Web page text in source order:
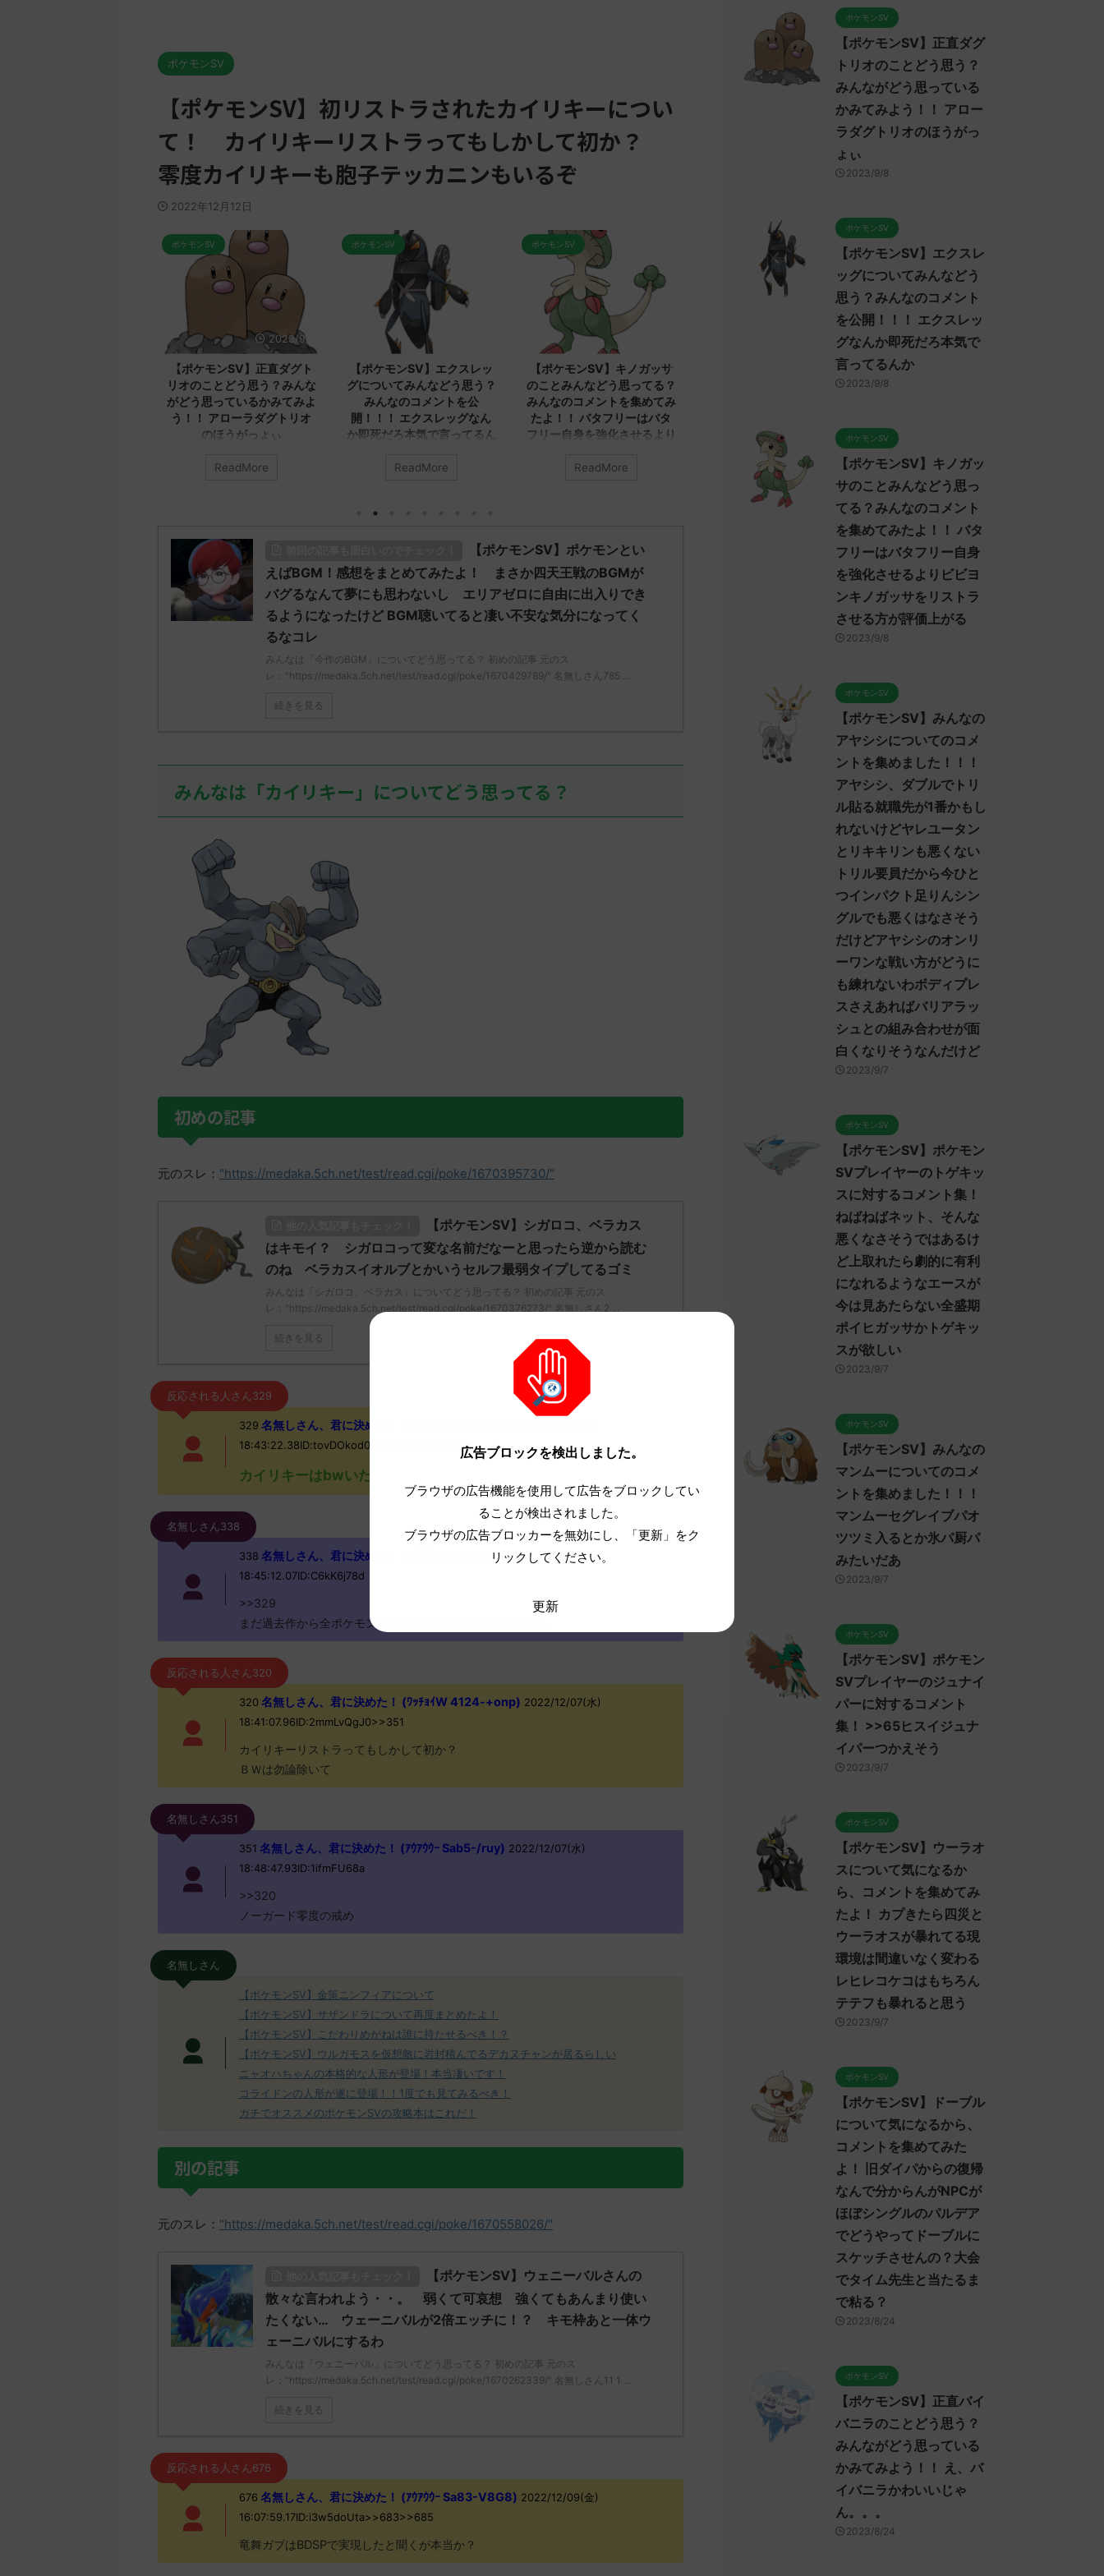
ポケモンSV
【ポケモンSV】初リストラされたカイリキーについ
て！ カイリキーリストラってもしかして初か？
零度カイリキーも胞子テッカニンもいるぞ
2022年12月12日
ポケモンSV
2023/9/8
【ポケモンSV】エクスレッ
グについてみんなどう思う？
みんなのコメントを公
開！！！ エクスレッグなん
か即死だろ本気で言ってるん
みんなは「エクスレッグ」につい
/read.cgi/poke/1687575951/" 名
無しさん0890 0890 名無しさん、
君に決めた！ (ﾜｯﾁｮｲW d56d-
NwUu) 2023/06/28(水)
01:07:00.69ID:oUI00NrJ0 エクス
レッグヘルムかっこいいから助か
る 名無しさん0971 0971 名無しさ
NwUu) 2023/06/28(水 ...
ReadMore
ポケモンSV
【ポケモンSV】キノガッサ
のことみんなどう思ってる？
みんなのコメントを集めてみ
たよ！！ バタフリーはバタ
フリー自身を強化させるより
ラさせる方が評価上がる
/read.cgi/poke/1687575951/" 反
応される人さん0623 0623 名無し
さん、君に決めた！ (ｱｳｱｳｳｰ
Sa69-sI2x) 2023/06/27(火)
08:19:23.39ID:KfVqw9Gna 胞子を
ω・｀) 名無しさん0624 0624 名
無しさん、君に決めた！ (ﾜｯﾁｮｲW
ReadMore
ポケモンSV
【ポケモンSV】みんなのア
ヤシシについてのコメントを
集めました！！！ アヤシ
シ、ダブルでトリル貼る就職
先が1番かもしれないけどヤ
くないトリル要員だから今ひ
ディプレスさえあればバリア
ラッシュとの組み合わせが面
白くなりそうなんだけど
みんなは「アヤシシ」についてど
う思ってる？ 初めの記事 元のス
て、アヤシシ様でアイキャンフラ
イして目の前が真っ暗になる人、
そこそこいるだろうな… 名無しさ
ん0 ...
ReadMore
ポケモンSV
2023/9/7
【ポケモンSV】ポケモンSV
プレイヤーのトゲキッスに対
ではあるけど上取れたら劇的
に有利になれるようなエース
が今は見あたらない全盛期ポ
イヒガッサかトゲキッスが欲
しい
どう思ってる？ 初めの記事 元の
レ："https://medaka.5ch.net/test
される人さん0919 0919 名無しさ
ん、君に決めた！ (ﾃﾃﾝﾃﾝﾃﾝ
MM7f-faBw) 2023/06/01(木)
れてくんないの酷い 反応される人
さん0938 0938 名無しさん、君に
決めた！ (ｽﾌﾟｯｯ Sdbf-EFSw) ...
ReadMore
【ポケモンSV】みんなのマ
みんなは「マンムー」についてど
う思ってる？ 初めの記事 元のス
レ："https://medaka.5ch.net/test
/read.cgi/poke/1687361463/" 反
さん、君に決めた！ (ﾜｯﾁｮｲW
3624-t07I) 2023/06/22(木)
10:46:08.94ID:HKBzC1hY0 マンム
0241 名無しさん、君に決めた！
(ｱｳｱｳｳｰ Sacd-DDVi)
ReadMore
【ポケモンSV】ポケモンとい
えばBGM！感想をまとめてみたよ！ まさか四天王戦のBGMが
バグるなんて夢にも思わないし エリアゼロに自由に出入りでき
るようになったけど BGM聴いてると凄い不安な気分になってく
るなコレ
みんなは「今作のBGM」についてどう思ってる？ 初めの記事 元のス
レ："https://medaka.5ch.net/test/read.cgi/poke/1670429789/" 名無しさん785 ...
続きを見る
みんなは「カイリキー」についてどう思ってる？
初めの記事
元のスレ： "https://medaka.5ch.net/test/read.cgi/poke/1670395730/"
【ポケモンSV】シガロコ、ベラカス
はキモイ？ シガロコって変な名前だなーと思ったら逆から読む
のね ベラカスイオルブとかいうセルフ最弱タイプしてるゴミ
みんなは「シガロコ、ベラカス」についてどう思ってる？ 初めの記事 元のス
レ："https://medaka.5ch.net/test/read.cgi/poke/1670376273/" 名無しさん2 ...
続きを見る
反応される人さん329
329 名無しさん、君に決めた！ (ﾜｯﾁｮｲW fbe6-Smlt)
18:43:22.38ID:tovDOkod0>>334>>337>>338
カイリキーはbwいたっけ？
名無しさん338
338 名無しさん、君に決めた！ (ｽﾌﾟﾌﾟ Sd70-n+ha)2022/12/07(水)
18:45:12.07ID:C6kK6j78d
>>329
まだ過去作から全ポケモンが引っ越せた時代だからいるだろ
反応される人さん320
320 名無しさん、君に決めた！ (ﾜｯﾁｮｲW 4124-+onp) 2022/12/07(水)
18:41:07.96ID:2mmLvQgJ0>>351
カイリキーリストラってもしかして初か？
ＢＷは勿論除いて
名無しさん351
351 名無しさん、君に決めた！ (ｱｳｱｳｳｰ Sab5-/ruy) 2022/12/07(水)
18:48:47.93ID:1ifmFU68a
>>320
ノーガード零度の戒め
名無しさん
【ポケモンSV】金策ニンフィアについて
【ポケモンSV】サザンドラについて再度まとめたよ！
【ポケモンSV】こだわりめがねは誰に持たせるべき！？
【ポケモンSV】ウルガモスを仮想敵に岩封積んでるデカヌチャンが居るらしい
ニャオハちゃんの本格的な人形が登場！本当凄いです！
コライドンの人形が遂に登場！！1度でも見てみるべき！
ガチでオススメのポケモンSVの攻略本はこれだ！
別の記事
元のスレ： "https://medaka.5ch.net/test/read.cgi/poke/1670558026/"
【ポケモンSV】ウェニーバルさんの
散々な言われよう・・。 弱くて可哀想 強くてもあんまり使い
たくない… ウェーニバルが2倍エッチに！？ キモ枠あと一体ウ
ェーニバルにするわ
みんなは「ウェニーバル」についてどう思ってる？ 初めの記事 元のス
レ："https://medaka.5ch.net/test/read.cgi/poke/1670262339/" 名無しさん11 1 ...
続きを見る
反応される人さん676
676 名無しさん、君に決めた！ (ｱｳｱｳｳｰ Sa83-V8G8) 2022/12/09(金)
16:07:59.17ID:i3w5doUta>>683>>685
竜舞ガブはBDSPで実現したと聞くが本当か？
ポケモンSV
【ポケモンSV】正直ダグ
トリオのことどう思う？
みんながどう思っている
かみてみよう！！ アロー
ラダグトリオのほうがっ
ょぃ
2023/9/8
ポケモンSV
【ポケモンSV】エクスレ
ッグについてみんなどう
思う？みんなのコメント
を公開！！！ エクスレッ
グなんか即死だろ本気で
言ってるんか
2023/9/8
ポケモンSV
【ポケモンSV】キノガッ
サのことみんなどう思っ
てる？みんなのコメント
を集めてみたよ！！ バタ
フリーはバタフリー自身
を強化させるよりビビヨ
ンキノガッサをリストラ
させる方が評価上がる
2023/9/8
ポケモンSV
【ポケモンSV】みんなの
アヤシシについてのコメ
ントを集めました！！！
アヤシシ、ダブルでトリ
ル貼る就職先が1番かもし
れないけどヤレユータン
とリキキリンも悪くない
トリル要員だから今ひと
つインパクト足りんシン
グルでも悪くはなさそう
だけどアヤシシのオンリ
ーワンな戦い方がどうに
も練れないわボディプレ
スさえあればバリアラッ
シュとの組み合わせが面
白くなりそうなんだけど
2023/9/7
ポケモンSV
【ポケモンSV】ポケモン
SVプレイヤーのトゲキッ
スに対するコメント集！
ねばねばネット、そんな
悪くなさそうではあるけ
ど上取れたら劇的に有利
になれるようなエースが
今は見あたらない全盛期
ポイヒガッサかトゲキッ
スが欲しい
2023/9/7
ポケモンSV
【ポケモンSV】みんなの
マンムーについてのコメ
ントを集めました！！！
マンムーセグレイブパオ
ツツミ入るとか氷パ厨パ
みたいだあ
2023/9/7
ポケモンSV
【ポケモンSV】ポケモン
SVプレイヤーのジュナイ
パーに対するコメント
集！ >>65ヒスイジュナ
イパーつかえそう
2023/9/7
ポケモンSV
【ポケモンSV】ウーラオ
スについて気になるか
ら、コメントを集めてみ
たよ！ カプきたら四災と
ウーラオスが暴れてる現
環境は間違いなく変わる
レヒレコケコはもちろん
テテフも暴れると思う
2023/9/7
ポケモンSV
【ポケモンSV】ドーブル
について気になるから、
コメントを集めてみた
よ！ 旧ダイパからの復帰
なんで分からんがNPCが
ほぼシングルのパルデア
でどうやってドーブルに
スケッチさせんの？大会
でタイム先生と当たるま
で粘る？
2023/8/24
ポケモンSV
【ポケモンSV】正直バイ
バニラのことどう思う？
みんながどう思っている
かみてみよう！！ え、バ
イバニラかわいいじゃ
ん。。。
2023/8/24
広告ブロックを検出しました。
ブラウザの広告機能を使用して広告をブロックしてい
ることが検出されました。
ブラウザの広告ブロッカーを無効にし、「更新」をク
リックしてください。
更新